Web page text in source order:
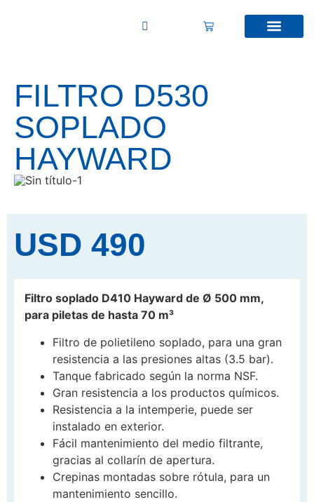
FILTRO D530
SOPLADO
HAYWARD
USD 490
Filtro soplado D410 Hayward de Ø 500 mm,
para piletas de hasta 70 m³
Filtro de polietileno soplado, para una gran
resistencia a las presiones altas (3.5 bar).
Tanque fabricado según la norma NSF.
Gran resistencia a los productos químicos.
Resistencia a la intemperie, puede ser
instalado en exterior.
Fácil mantenimiento del medio filtrante,
gracias al collarín de apertura.
Crepinas montadas sobre rótula, para un
mantenimiento sencillo.